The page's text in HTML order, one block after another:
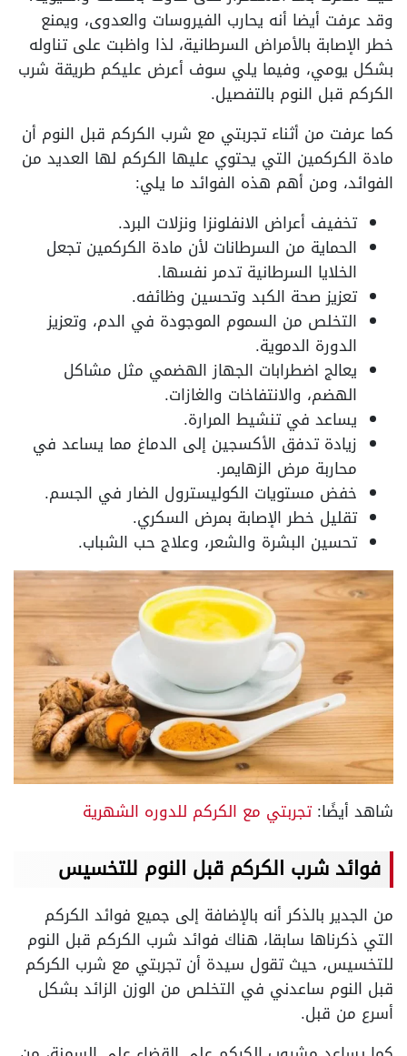
وقد عرفت أيضا أنه يحارب الفيروسات والعدوى، ويمنع
خطر الإصابة بالأمراض السرطانية، لذا واظبت على تناوله
بشكل يومي، وفيما يلي سوف أعرض عليكم طريقة شرب
الكركم قبل النوم بالتفصيل.
كما عرفت من أثناء تجربتي مع شرب الكركم قبل النوم أن
مادة الكركمين التي يحتوي عليها الكركم لها العديد من
الفوائد، ومن أهم هذه الفوائد ما يلي:
تخفيف أعراض الانفلونزا ونزلات البرد.
الحماية من السرطانات لأن مادة الكركمين تجعل
الخلايا السرطانية تدمر نفسها.
تعزيز صحة الكبد وتحسين وظائفه.
التخلص من السموم الموجودة في الدم، وتعزيز
الدورة الدموية.
يعالج اضطرابات الجهاز الهضمي مثل مشاكل
الهضم، والانتفاخات والغازات.
يساعد في تنشيط المرارة.
زيادة تدفق الأكسجين إلى الدماغ مما يساعد في
محاربة مرض الزهايمر.
خفض مستويات الكوليسترول الضار في الجسم.
تقليل خطر الإصابة بمرض السكري.
تحسين البشرة والشعر، وعلاج حب الشباب.
شاهد أيضًا:تجربتي مع الكركم للدوره الشهرية
فوائد شرب الكركم قبل النوم للتخسيس
من الجدير بالذكر أنه بالإضافة إلى جميع فوائد الكركم
التي ذكرناها سابقا، هناك فوائد شرب الكركم قبل النوم
للتخسيس، حيث تقول سيدة أن تجربتي مع شرب الكركم
قبل النوم ساعدني في التخلص من الوزن الزائد بشكل
أسرع من قبل.